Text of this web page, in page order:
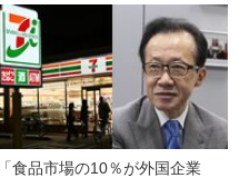
「食品市場の10％が外国企業